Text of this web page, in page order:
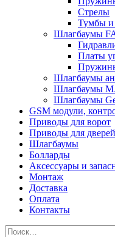
Стрелы
Тумбы и
Шлагбаумы
Платы
Шлагбаумы
Шлагбаумы
Шлагбаумы
GSM модули,
Приводы для ворот
Приводы для дверей
Шлагбаумы
Болларды
Аксессуары и
Монтаж
Доставка
Оплата
Контакты
Найти: